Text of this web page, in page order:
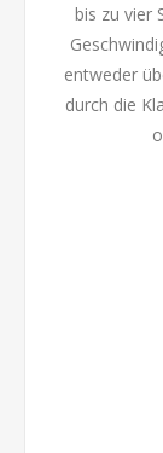
bis zu vier
entweder
durch die